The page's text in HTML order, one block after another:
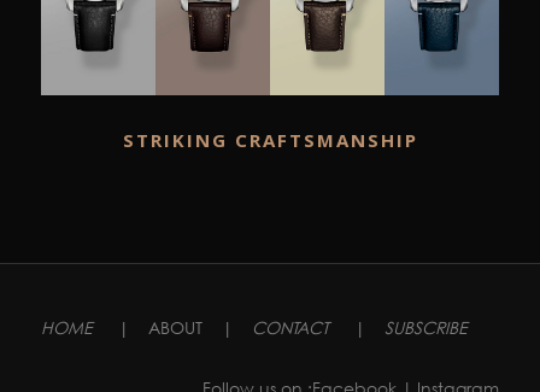
STRIKING CRAFTSMANSHIP
HOME | ABOUT | CONTACT | SUBSCRIBE